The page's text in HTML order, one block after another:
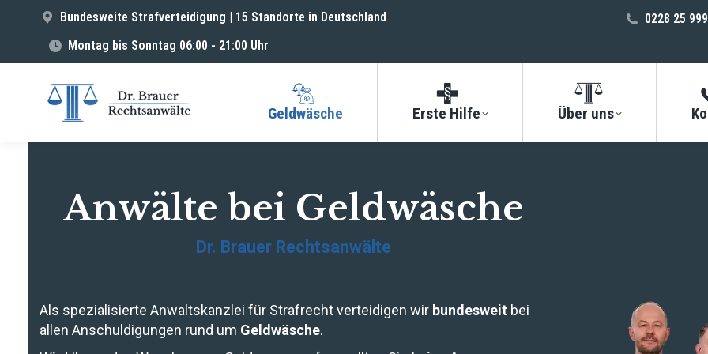
Bundesweite Strafverteidigung | 15 Standorte in Deutschland
Montag bis Sonntag 06:00 - 21:00 Uhr
0228 25
Geldwäsche Erste Hilfe Über uns
Anwälte bei Geldwäsche
Dr. Brauer Rechtsanwälte
Als spezialisierte Anwaltskanzlei für Strafrecht verteidigen wir bundesweit bei
allen Anschuldigungen rund um Geldwäsche.